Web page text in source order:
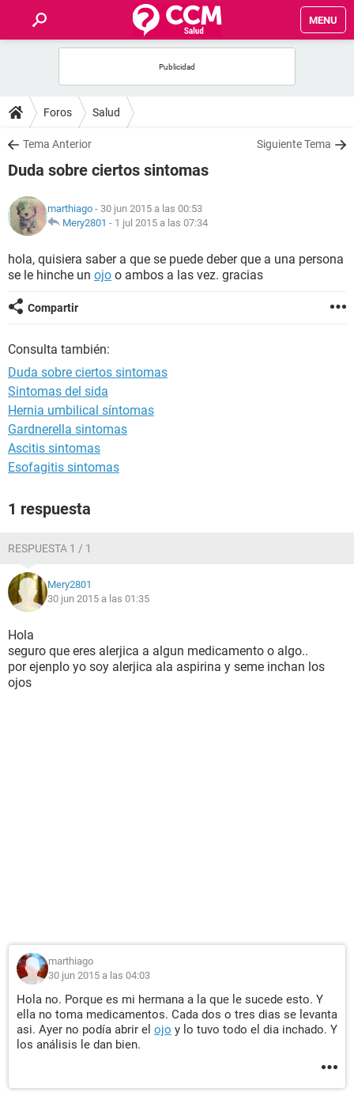
MENU
FOROS
SALUD
NUTRICIÓN
BIENESTAR
SEXUALIDAD
GLOSARIO
Foros Salud
Tema Anterior Siguiente Tema
Duda sobre ciertos sintomas
marthiago - 30 jun 2015 a las 00:53
Mery2801 - 1 jul 2015 a las 07:34
hola, quisiera saber a que se puede deber que a una persona
se le hinche un ojo o ambos a las vez. gracias
Compartir
Consulta también:
Duda sobre ciertos sintomas
Sintomas del sida
Hernia umbilical síntomas
Gardnerella sintomas
Ascitis sintomas
Esofagitis sintomas
1 respuesta
RESPUESTA 1 / 1
Mery2801
30 jun 2015 a las 01:35
Hola
seguro que eres alerjica a algun medicamento o algo..
por ejenplo yo soy alerjica ala aspirina y seme inchan los
ojos
marthiago
30 jun 2015 a las 04:03
Hola no. Porque es mi hermana a la que le sucede esto. Y
ella no toma medicamentos. Cada dos o tres dias se levanta
asi. Ayer no podía abrir el ojo y lo tuvo todo el dia inchado. Y
los análisis le dan bien.